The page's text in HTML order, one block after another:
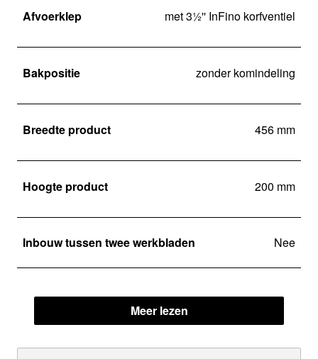
Afvoerklep met 3½'' InFino korfventiel
Bakpositie zonder komindeling
Breedte product 456 mm
Hoogte product 200 mm
Inbouw tussen twee werkbladen Nee
Meer lezen